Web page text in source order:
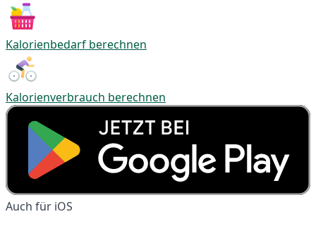
Kalorienbedarf berechnen
Kalorienverbrauch berechnen
Auch für iOS